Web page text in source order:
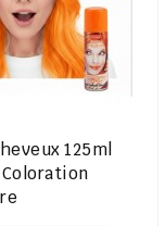
125ml